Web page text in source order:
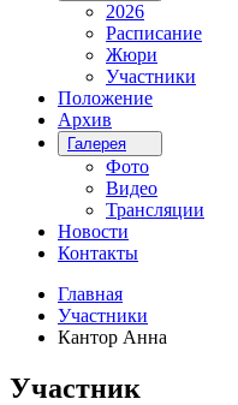
2026
Расписание
Жюри
Участники
Положение
Архив
Галерея
Фото
Видео
Трансляции
Новости
Контакты
Главная
Участники
Кантор Анна
Участник